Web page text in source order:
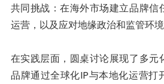
共同挑战：在海外市场建立品牌信
运营，以及应对地缘政治和监管环境
在实践层面，圆桌讨论展现了多元
品牌通过全球化IP与本地化运营打